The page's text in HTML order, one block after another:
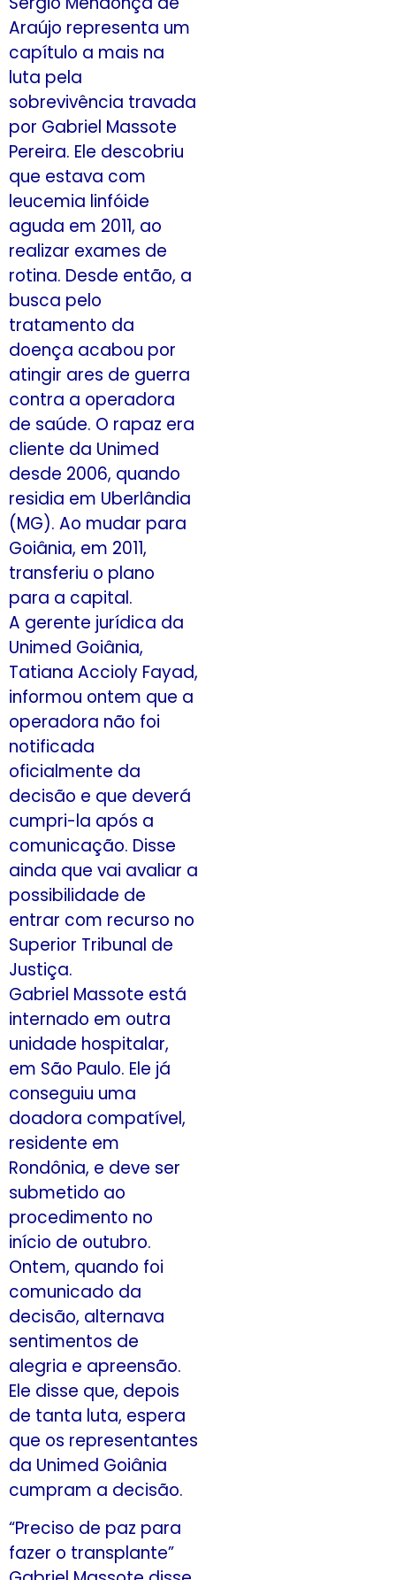
Araújo representa um
capítulo a mais na
luta pela
sobrevivência travada
por Gabriel Massote
Pereira. Ele descobriu
que estava com
leucemia linfóide
aguda em 2011, ao
realizar exames de
rotina. Desde então, a
busca pelo
tratamento da
doença acabou por
atingir ares de guerra
contra a operadora
de saúde. O rapaz era
cliente da Unimed
desde 2006, quando
residia em Uberlândia
(MG). Ao mudar para
Goiânia, em 2011,
transferiu o plano
para a capital.
A gerente jurídica da
Unimed Goiânia,
Tatiana Accioly Fayad,
informou ontem que a
operadora não foi
notificada
oficialmente da
decisão e que deverá
cumpri-la após a
comunicação. Disse
ainda que vai avaliar a
possibilidade de
entrar com recurso no
Superior Tribunal de
Justiça.
Gabriel Massote está
internado em outra
unidade hospitalar,
em São Paulo. Ele já
conseguiu uma
doadora compatível,
residente em
Rondônia, e deve ser
submetido ao
procedimento no
início de outubro.
Ontem, quando foi
comunicado da
decisão, alternava
sentimentos de
alegria e apreensão.
Ele disse que, depois
de tanta luta, espera
que os representantes
da Unimed Goiânia
cumpram a decisão.
“Preciso de paz para
fazer o transplante”